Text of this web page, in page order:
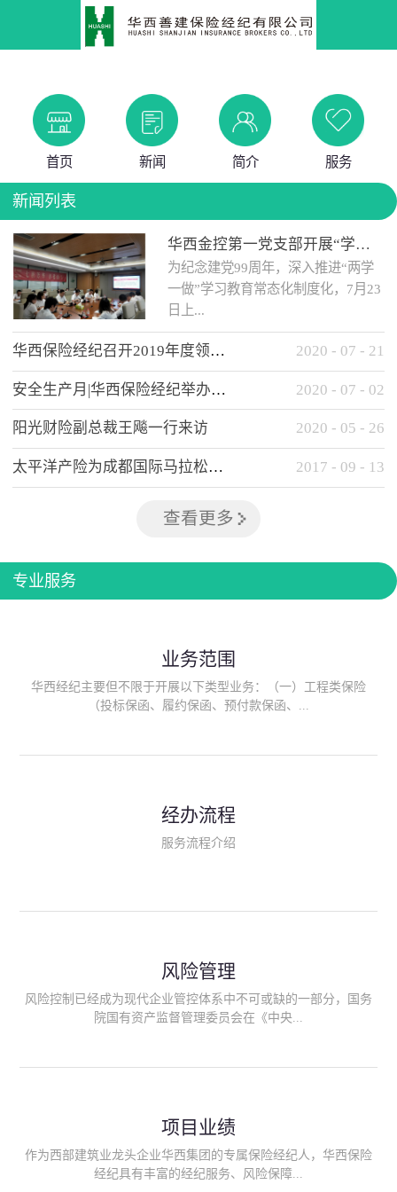
首页 新闻 简介 服务
新闻列表
华西金控第一党支部开展“学党史 知党情 做合格党员”主题教育工作会
为纪念建党99周年，深入推进“两学
一做”学习教育常态化制度化，7月23
日上...
午，华西金控第一党支部举办了“学
党史、知党情、...
华西保险经纪召开2019年度领导班子述职考核工作会 2020 - 07 - 21
安全生产月|华西保险经纪举办应急消防安全知识培训 2020 - 07 - 02
阳光财险副总裁王飚一行来访 2020 - 05 - 26
太平洋产险为成都国际马拉松提供全方位保险保障 2017 - 09 - 13
查看更多
专业服务
业务范围
华西经纪主要但不限于开展以下类型业务：（一）工程类保险
（投标保函、履约保函、预付款保函、...
险、政府公共安全责任保险/自然灾害公众责任保险、精神病监护
人责任险、首台套/首版次保险、科技保险等）；（三）传统财产
险产品；（六）保险招投标业务。随着业务的开展，华西经纪会
供专业、优质的保险经纪服务。
经办流程
服务流程介绍
风险管理
风险控制已经成为现代企业管控体系中不可或缺的一部分，国务
院国有资产监督管理委员会在《中央...
能够为客户降低风险管理成本，提高经营效率；能够为企业提供
从风险评估、风险分析、风险防范、风险转移到灾后防损、索赔
等全方位、全过程、专家式的服务，拓展和深化由保险公司提供
项目业绩
作为西部建筑业龙头企业华西集团的专属保险经纪人，华西保险
经纪具有丰富的经纪服务、风险保障...